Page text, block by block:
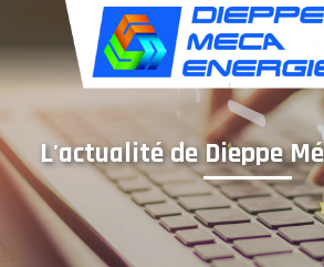
L'actualité de Dieppe
Panneau de gestion des cookies